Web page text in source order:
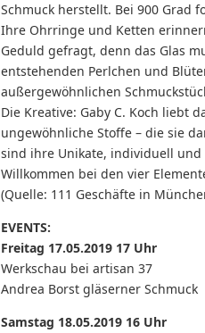
Schmuck herstellt. Bei 900 Grad
Ihre Ohrringe und Ketten
Geduld gefragt, denn das Glas
entstehenden Perlchen und
außergewöhnlichen
Die Kreative: Gaby C. Koch liebt
ungewöhnliche Stoffe – die sie
sind ihre Unikate, individuell und
Willkommen bei den vier
(Quelle: 111 Geschäfte in
EVENTS:
Freitag 17.05.2019 17 Uhr
Werkschau bei artisan 37
Andrea Borst gläserner Schmuck
Samstag 18.05.2019 16 Uhr